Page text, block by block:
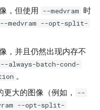
，但使用 --medvram 时
--medvram --opt-split-
，并且仍然出现内存不
always-batch-cond-
。
大的图像（例如，
--
--opt-split-